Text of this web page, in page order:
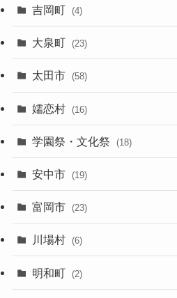
吉岡町 (4)
大泉町 (23)
太田市 (58)
嬬恋村 (16)
学園祭・文化祭 (18)
安中市 (19)
富岡市 (23)
川場村 (6)
明和町 (2)